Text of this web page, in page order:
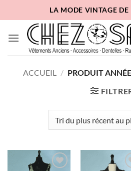
au
contenu
LA MODE VINTAGE
ACCUEIL / PRODUIT